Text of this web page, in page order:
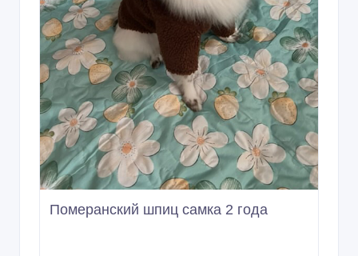
Померанский шпиц самка 2 года